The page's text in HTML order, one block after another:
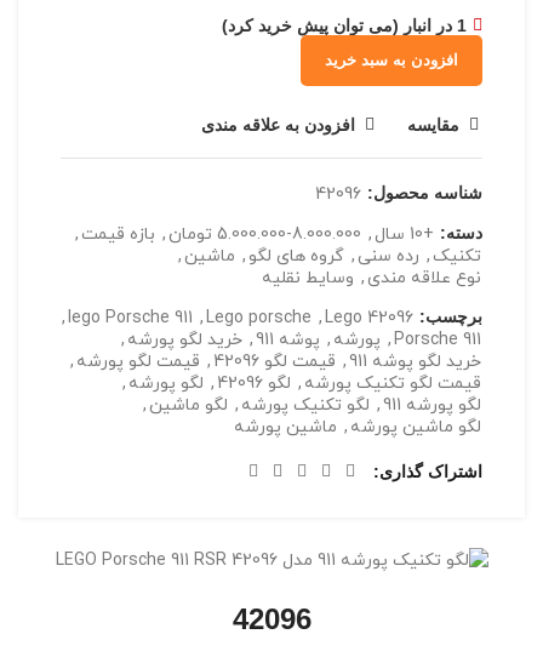
1 در انبار (می توان پیش خرید کرد)
افزودن به سبد خرید
مقایسه افزودن به علاقه مندی
شناسه محصول: 42096
دسته: +10 سال , 5.000.000-8.000.000 تومان , بازه قیمت ,
تکنیک , رده سنی , گروه های لگو , ماشین ,
نوع علاقه مندی , وسایط نقلیه
برچسب: Lego 42096
,
Lego porsche
,
lego Porsche 911
,
Porsche 911
, پورشه , پوشه 911 , خرید لگو پورشه ,
خرید لگو پوشه 911
, قیمت لگو 42096 , قیمت لگو پورشه ,
قیمت لگو تکنیک پورشه , لگو 42096 , لگو پورشه ,
لگو پورشه 911
, لگو تکنیک پورشه , لگو ماشین ,
لگو ماشین پورشه , ماشین پورشه
اشتراک گذاری
42096